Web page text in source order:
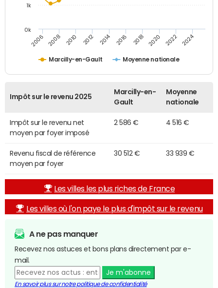
Marcilly-en-Gault Moyenne nationale
2006 2008 2010 2012 2014 2016 2018 2020 2022 2024
0k
1k
Impôt sur le revenu 2025
Marcilly-en-
Gault
Moyenne
nationale
Impôt sur le revenu net
moyen par foyer imposé
2 586 € 4 516 €
Revenu fiscal de référence
moyen par foyer
30 512 € 33 939 €
Les villes les plus riches de France
Les villes où l'on paye le plus d'impôt sur le revenu
A ne pas manquer
Recevez nos astuces et bons plans directement par e-
mail.
Je m'abonne
En savoir plus sur notre politique de confidentialité